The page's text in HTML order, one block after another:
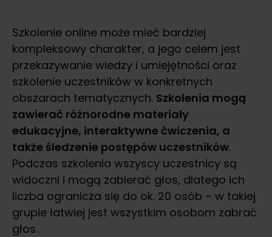
Szkolenie online może mieć bardziej
kompleksowy charakter, a jego celem jest
przekazywanie wiedzy i umiejętności oraz
szkolenie uczestników w konkretnych
obszarach tematycznych. Szkolenia mogą
zawierać różnorodne materiały
edukacyjne, interaktywne ćwiczenia, a
także śledzenie postępów uczestników.
Podczas szkolenia wszyscy uczestnicy są
widoczni i mogą zabierać głos, dlatego ich
liczba ogranicza się do ok. 20 osób – w takiej
grupie łatwiej jest wszystkim osobom zabrać
głos.